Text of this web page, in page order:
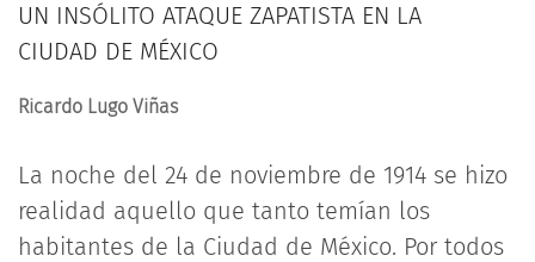
UN INSÓLITO ATAQUE ZAPATISTA EN LA
CIUDAD DE MÉXICO
Ricardo Lugo Viñas
La noche del 24 de noviembre de 1914 se hizo
realidad aquello que tanto temían los
habitantes de la Ciudad de México. Por todos